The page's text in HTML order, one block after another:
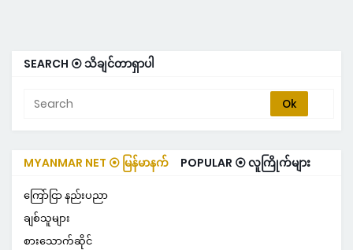
SEARCH ⦿ သိချင်တာရှာပါ
MYANMAR NET ⦿ မြန်မာနက် POPULAR ⦿ လူကြိုက်များ
ကြော်ငြာ နည်းပညာ
ချစ်သူများ
စားသောက်ဆိုင်